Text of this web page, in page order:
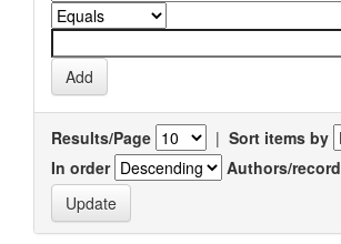
Results/Page | Sort items by
In order
Authors/record